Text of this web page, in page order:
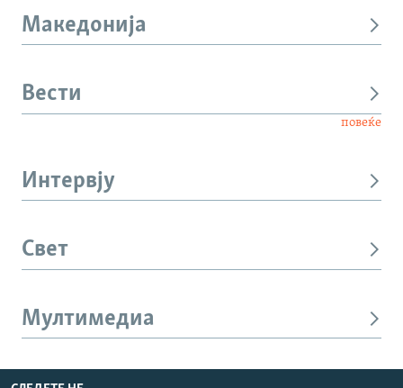
Македонија
Вести
повеќе
Интервју
Свет
Мултимедиа